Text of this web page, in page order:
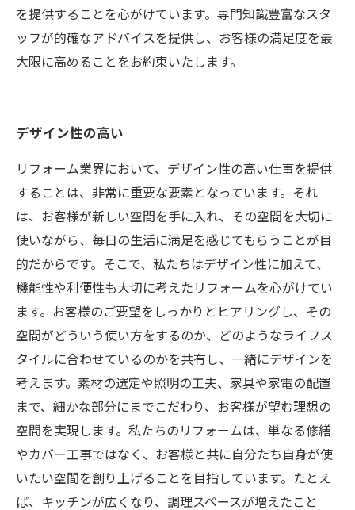
を提供することを心がけています。専門知識豊富なスタ
ッフが的確なアドバイスを提供し、お客様の満足度を最
大限に高めることをお約束いたします。
デザイン性の高い
リフォーム業界において、デザイン性の高い仕事を提供
することは、非常に重要な要素となっています。それ
は、お客様が新しい空間を手に入れ、その空間を大切に
使いながら、毎日の生活に満足を感じてもらうことが目
的だからです。そこで、私たちはデザイン性に加えて、
機能性や利便性も大切に考えたリフォームを心がけてい
ます。お客様のご要望をしっかりとヒアリングし、その
空間がどういう使い方をするのか、どのようなライフス
タイルに合わせているのかを共有し、一緒にデザインを
考えます。素材の選定や照明の工夫、家具や家電の配置
まで、細かな部分にまでこだわり、お客様が望む理想の
空間を実現します。私たちのリフォームは、単なる修繕
やカバー工事ではなく、お客様と共に自分たち自身が使
いたい空間を創り上げることを目指しています。たとえ
ば、キッチンが広くなり、調理スペースが増えたこと